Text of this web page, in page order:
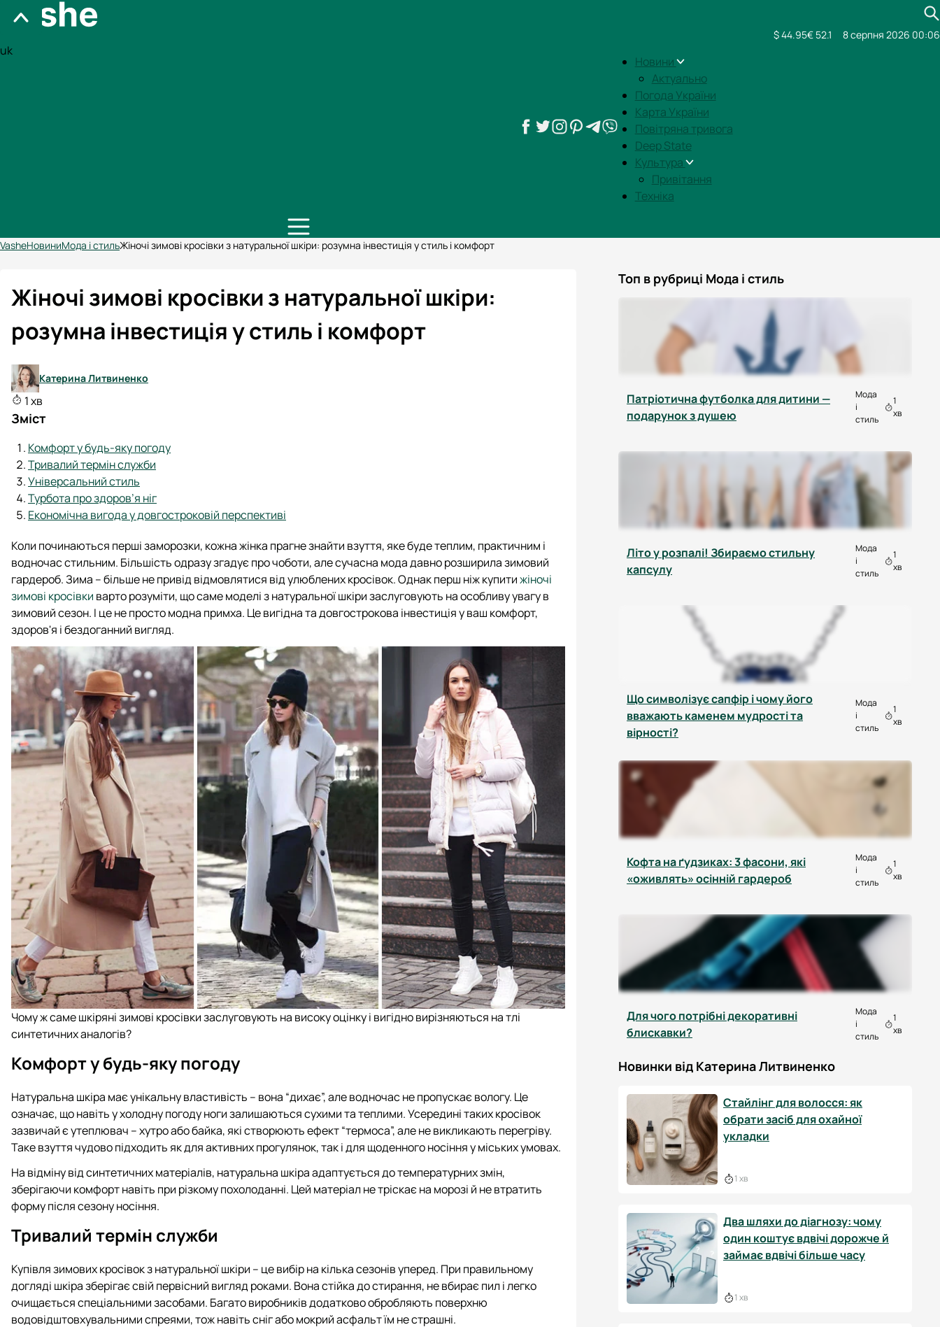
uk
Новини
Актуально
Погода України
Карта України
Повітряна тривога
Deep State
Культура
Привітання
Техніка
$ 44.95€ 52.1 8 серпня 2026 00:06
VasheНовиниМода і стильЖіночі зимові кросівки з натуральної шкіри: розумна інвестиція у стиль і комфорт
Жіночі зимові кросівки з натуральної шкіри:
розумна інвестиція у стиль і комфорт
Катерина Литвиненко
1 хв
Зміст
Комфорт у будь-яку погоду
Тривалий термін служби
Універсальний стиль
Турбота про здоров’я ніг
Економічна вигода у довгостроковій перспективі
Коли починаються перші заморозки, кожна жінка прагне знайти взуття, яке буде теплим, практичним і
водночас стильним. Більшість одразу згадує про чоботи, але сучасна мода давно розширила зимовий
гардероб. Зима – більше не привід відмовлятися від улюблених кросівок. Однак перш ніж купитижіночі
зимові кросівки варто розуміти, що саме моделі з натуральної шкіри заслуговують на особливу увагу в
зимовий сезон. І це не просто модна примха. Це вигідна та довгострокова інвестиція у ваш комфорт,
здоров'я і бездоганний вигляд.
Чому ж саме шкіряні зимові кросівки заслуговують на високу оцінку і вигідно вирізняються на тлі
синтетичних аналогів?
Комфорт у будь-яку погоду
Натуральна шкіра має унікальну властивість – вона “дихає”, але водночас не пропускає вологу. Це
означає, що навіть у холодну погоду ноги залишаються сухими та теплими. Усередині таких кросівок
зазвичай є утеплювач – хутро або байка, які створюють ефект “термоса”, але не викликають перегріву.
Таке взуття чудово підходить як для активних прогулянок, так і для щоденного носіння у міських умовах.
На відміну від синтетичних матеріалів, натуральна шкіра адаптується до температурних змін,
зберігаючи комфорт навіть при різкому похолоданні. Цей матеріал не тріскає на морозі й не втратить
форму після сезону носіння.
Тривалий термін служби
Купівля зимових кросівок з натуральної шкіри – це вибір на кілька сезонів уперед. При правильному
догляді шкіра зберігає свій первісний вигляд роками. Вона стійка до стирання, не вбирає пил і легко
очищається спеціальними засобами. Багато виробників додатково обробляють поверхню
водовідштовхувальними спреями, тож навіть сніг або мокрий асфальт їм не страшні.
Топ в рубриці Мода і стиль
Патріотична футболка для дитини —
подарунок з душею
Мода
і
стиль
1
хв
Літо у розпалі! Збираємо стильну
капсулу
Мода
і
стиль
1
хв
Що символізує сапфір і чому його
вважають каменем мудрості та
вірності?
Мода
і
стиль
1
хв
Кофта на ґудзиках: 3 фасони, які
«оживлять» осінній гардероб
Мода
і
стиль
1
хв
Для чого потрібні декоративні
блискавки?
Мода
і
стиль
1
хв
Новинки від Катерина Литвиненко
Стайлінг для волосся: як
обрати засіб для охайної
укладки
1 хв
Два шляхи до діагнозу: чому
один коштує вдвічі дорожче й
займає вдвічі більше часу
1 хв